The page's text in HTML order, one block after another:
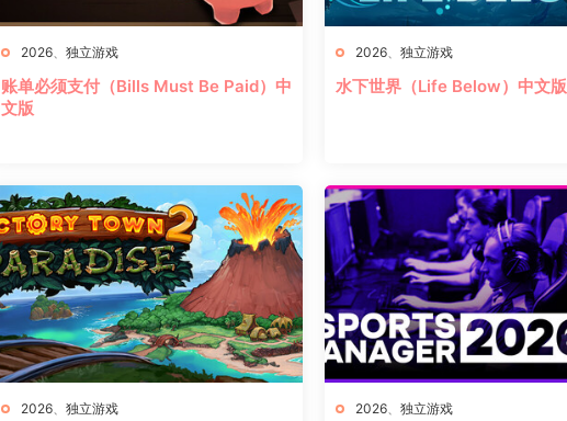
2026、 独立游戏
账单必须支付（Bills Must Be Paid）中
文版
2026、 独立游戏
水下世界（Life Below）中文版
2026、 独立游戏 2026、 独立游戏